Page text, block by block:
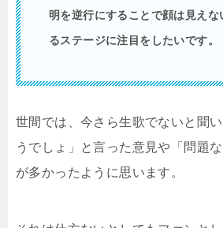
明を逆行にすることで顔は見え
るステージに注目をしたいです。
世間では、今さら生歌でないと聞
うでしょ」と言った意見や「問題
が多かったように思います。